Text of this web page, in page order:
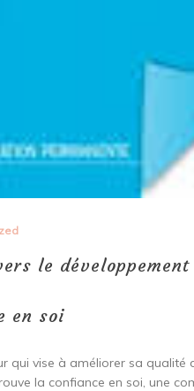
le développement
en soi
qui vise à améliorer sa qualité
la confiance en soi, une